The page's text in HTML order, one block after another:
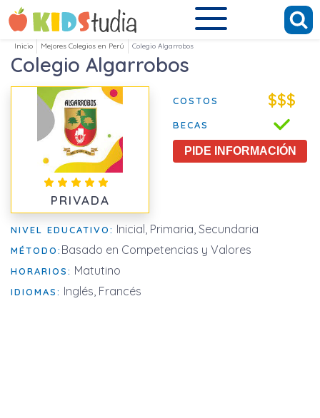
Inicio Mejores Colegios en Perú Colegio Algarrobos
Colegio Algarrobos
PRIVADA
COSTOS $$$
BECAS
PIDE INFORMACIÓN
NIVEL EDUCATIVO: Inicial, Primaria, Secundaria
MÉTODO: Basado en Competencias y Valores
HORARIOS: Matutino
IDIOMAS: Inglés, Francés